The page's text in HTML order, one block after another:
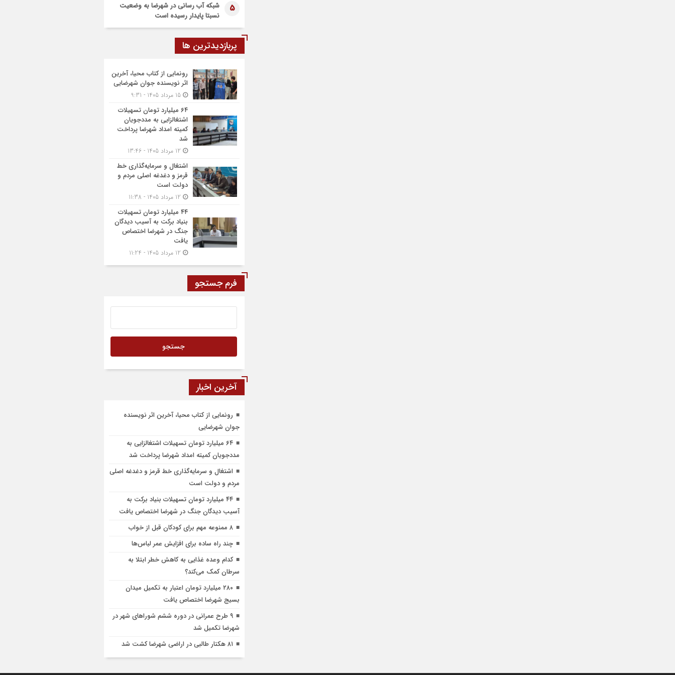
5
شبکه آب رسانی در شهرضا به وضعیت
نسبتا پایدار رسیده است
پربازدیدترین ها
رونمایی از کتاب محیا، آخرین
اثر نویسنده جوان شهرضایی
۶۴ میلیارد تومان تسهیلات
اشتغالزایی به مددجویان
کمیته امداد شهرضا پرداخت
شد
اشتغال و سرمایه‌گذاری خط
قرمز و دغدغه اصلی مردم و
دولت است
۴۴ میلیارد تومان تسهیلات
بنیاد برکت به آسیب دیدگان
جنگ در شهرضا اختصاص
یافت
فرم جستجو
آخرین اخبار
رونمایی از کتاب محیا، آخرین اثر نویسنده
جوان شهرضایی
۶۴ میلیارد تومان تسهیلات اشتغالزایی به
مددجویان کمیته امداد شهرضا پرداخت شد
اشتغال و سرمایه‌گذاری خط قرمز و دغدغه اصلی
مردم و دولت است
۴۴ میلیارد تومان تسهیلات بنیاد برکت به
آسیب دیدگان جنگ در شهرضا اختصاص یافت
۸ ممنوعه مهم برای کودکان قبل از خواب
چند راه ساده برای افزایش عمر لباس‌ها
کدام وعده غذایی به کاهش خطر ابتلا به
سرطان کمک می‌کند؟
۲۸۰ میلیارد تومان اعتبار به تکمیل میدان
بسیج شهرضا اختصاص یافت
۹ طرح عمرانی در دوره ششم شوراهای شهر در
شهرضا تکمیل شد
۸۱ هکتار طالبی در اراضی شهرضا کشت شد